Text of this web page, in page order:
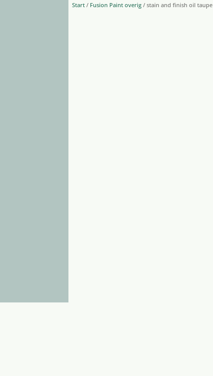
Start / Fusion Paint overig / stain and finish oil taupe